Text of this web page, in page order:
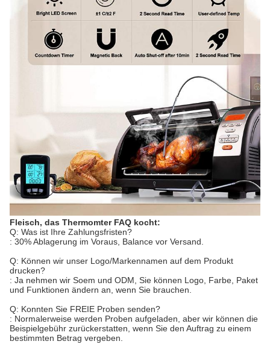
Fleisch, das Thermomter FAQ kocht:
Q: Was ist Ihre Zahlungsfristen?
: 30% Ablagerung im Voraus, Balance vor Versand.
Q: Können wir unser Logo/Markennamen auf dem Produkt
drucken?
: Ja nehmen wir Soem und ODM, Sie können Logo, Farbe, Paket
und Funktionen ändern an, wenn Sie brauchen.
Q: Konnten Sie FREIE Proben senden?
: Normalerweise werden Proben aufgeladen, aber wir können die
Beispielgebühr zurückerstatten, wenn Sie den Auftrag zu einem
bestimmten Betrag vergeben.